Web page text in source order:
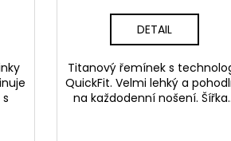
DETAIL
Titanový řemínek s
QuickFit. Velmi lehký a
na každodenní nošení.